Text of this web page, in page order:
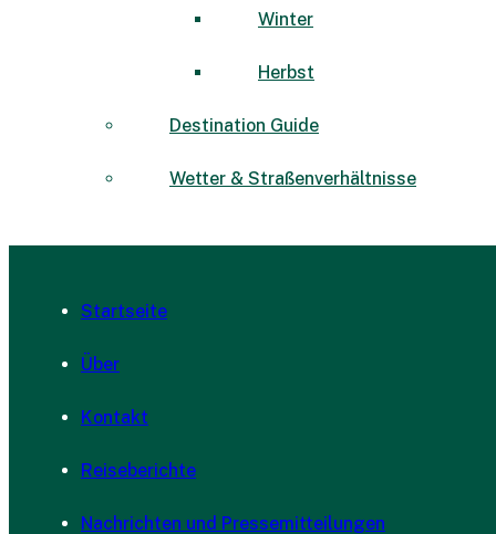
Winter
Herbst
Destination Guide
Wetter & Straßenverhältnisse
Startseite
Über
Kontakt
Reiseberichte
Nachrichten und Pressemitteilungen